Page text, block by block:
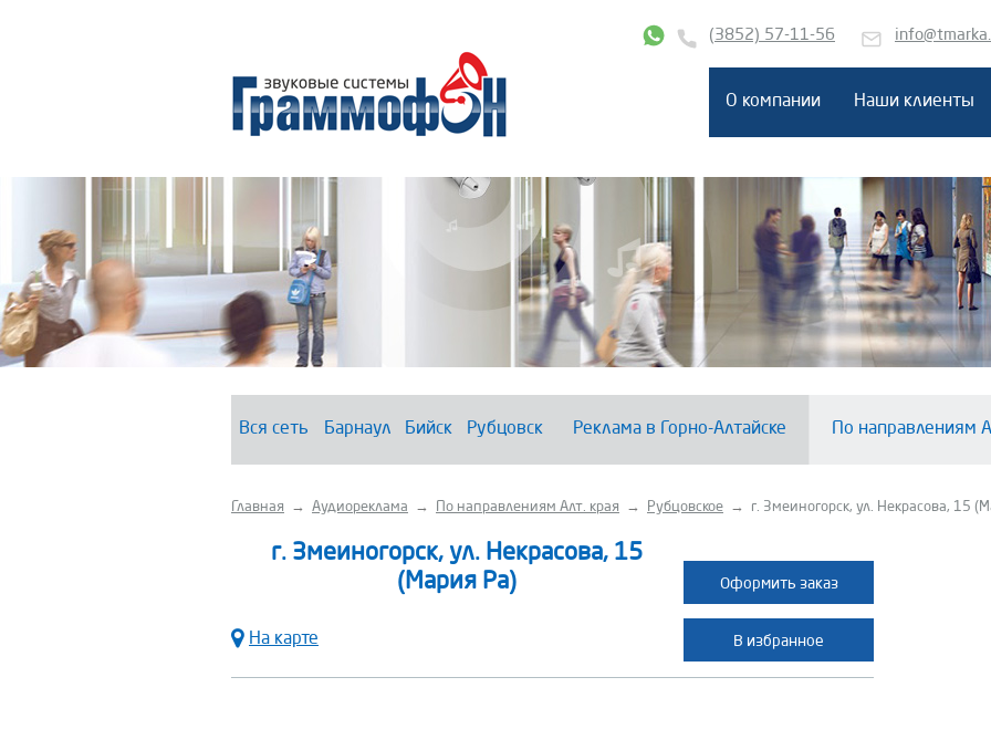
(3852) 57-11-56
О компании Наши клиенты
Вся сеть Барнаул Бийск Рубцовск Реклама в Горно-Алтайске По направлениям
Главная → Аудиореклама → По направлениям Алт. края → Рубцовское → г. Змеиногорск, ул. Некрасова, 15
г. Змеиногорск, ул. Некрасова, 15
(Мария Ра)
На карте
Оформить заказ
В избранное